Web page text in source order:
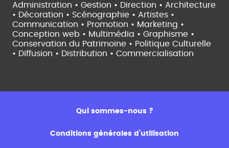
Administration • Gestion • Direction • Architecture
• Décoration • Scénographie • Artistes •
Communication • Promotion • Marketing •
Conception web • Multimédia • Graphisme •
Conservation du Patrimoine • Politique Culturelle
• Diffusion • Distribution • Commercialisation
Qui sommes-nous ?
Conditions générales d’utilisation